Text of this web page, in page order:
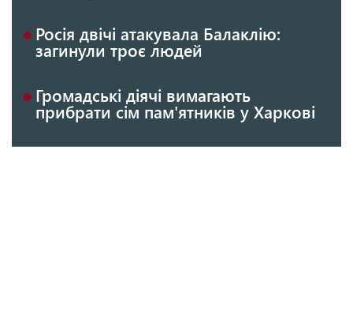
Росія двічі атакувала Балаклію:
загинули троє людей
Громадські діячі вимагають
прибрати сім пам'ятників у Харкові